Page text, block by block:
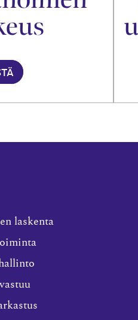
laskenta